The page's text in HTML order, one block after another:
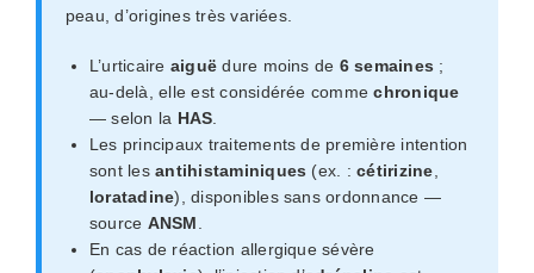
peau, d’origines très variées.
L’urticaire aiguë dure moins de 6 semaines ;
au-delà, elle est considérée commechronique
— selon la HAS
Les principaux traitements de première intention
sont lesantihistaminiques (ex. :cétirizine
loratadine), disponibles sans ordonnance —
source ANSM
En cas de réaction allergique sévère